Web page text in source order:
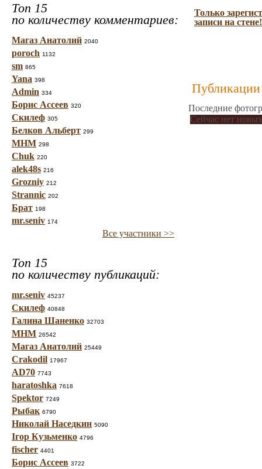
Топ 15
по количеству комментариев:
Магаз Анатолий 2040
poroch 1132
sm 865
Yana 398
Admin 334
Борис Ассеев 320
Скилеф 305
Белков Альберт 299
МНМ 298
Chuk 220
alek48s 216
Grozniy 212
Strannic 202
Брат 198
mr.seniv 174
Все участники >>
Топ 15
по количеству публикаций:
mr.seniv 45237
Скилеф 40848
Галина Шаненко 32703
МНМ 26542
Магаз Анатолий 25449
Crakodil 17967
AD70 7743
haratoshka 7618
Spektor 7249
Рыбак 6790
Николай Наседкин 5090
Ігор Кузьменко 4796
fischer 4401
Борис Ассеев 3722
Только
записи на стене!
Публикации
Последние
Сейчас нет